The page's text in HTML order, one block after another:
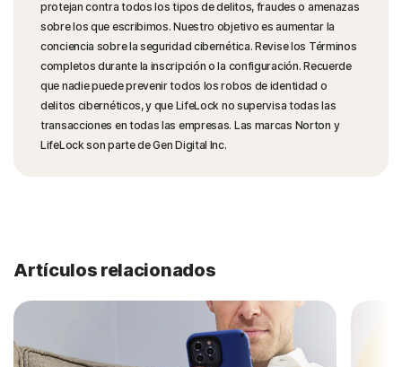
protejan contra todos los tipos de delitos, fraudes o amenazas
sobre los que escribimos. Nuestro objetivo es aumentar la
conciencia sobre la seguridad cibernética. Revise los Términos
completos durante la inscripción o la configuración. Recuerde
que nadie puede prevenir todos los robos de identidad o
delitos cibernéticos, y que LifeLock no supervisa todas las
transacciones en todas las empresas. Las marcas Norton y
LifeLock son parte de Gen Digital Inc.
Artículos relacionados